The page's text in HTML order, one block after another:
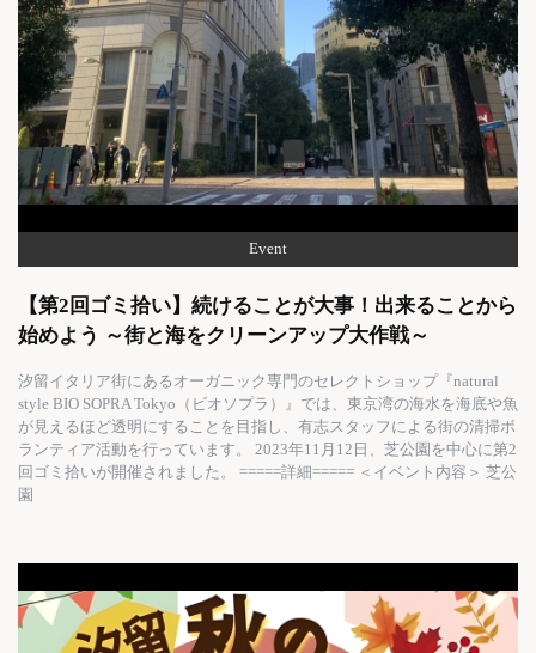
Event
【第2回ゴミ拾い】続けることが大事！出来ることから
始めよう ～街と海をクリーンアップ大作戦～
汐留イタリア街にあるオーガニック専門のセレクトショップ『natural
style BIO SOPRA Tokyo（ビオソプラ）』では、東京湾の海水を海底や魚
が見えるほど透明にすることを目指し、有志スタッフによる街の清掃ボ
ランティア活動を行っています。 2023年11月12日、芝公園を中心に第2
回ゴミ拾いが開催されました。 =====詳細===== ＜イベント内容＞ 芝公
園